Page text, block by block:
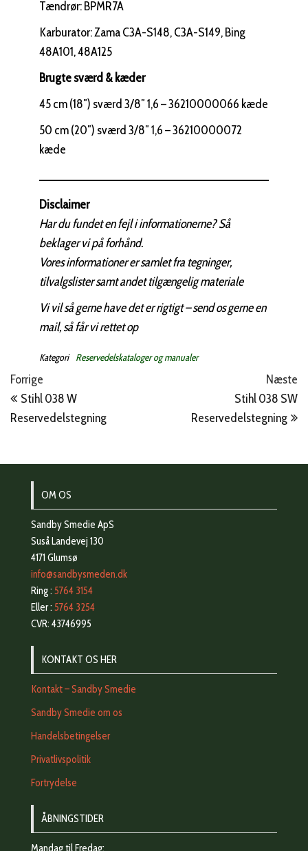
Tændrør: BPMR7A
Karburator: Zama C3A-S148, C3A-S149, Bing
48A101, 48A125
Brugte sværd & kæder
45 cm (18″) sværd 3/8″ 1,6 – 36210000066 kæde
50 cm (20″) sværd 3/8″ 1,6 – 36210000072
kæde
Disclaimer
Har du fundet en fejl i informationerne? Så
beklager vi på forhånd.
Vores informationer er samlet fra tegninger,
tilvalgslister samt andet tilgængelig materiale
Vi vil så gerne have det er rigtigt – send os gerne en
mail, så får vi rettet op
Kategori Reservedelskataloger og manualer
Indlægsnavigation
Forrige
indlæg
Forrige
Stihl 038 W
Reservedelstegning
Næste
Stihl 038 SW
Reservedelstegning
OM OS
Sandby Smedie ApS
Suså Landevej 130
4171 Glumsø
info@sandbysmeden.dk
Ring : 5764 3154
Eller : 5764 3254
CVR: 43746995
KONTAKT OS HER
Kontakt – Sandby Smedie
Sandby Smedie om os
Handelsbetingelser
Privatlivspolitik
Fortrydelse
ÅBNINGSTIDER
Mandag til Fredag: